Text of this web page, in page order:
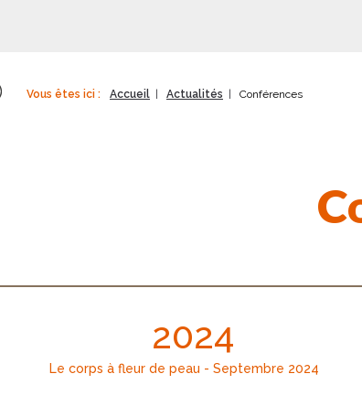
Vous êtes ici : Accueil Actualités Conférences
2024
Le corps à fleur de peau - Septembre 2024